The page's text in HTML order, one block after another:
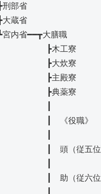
部省
蔵省
省━━┳大膳職
　　　┣木工寮
　　　┣大炊寮
　　　┣主殿寮
　　　┣典薬寮
　　　┃　《役職》
　　┃　頭（従五位
　　┃　助（従六位